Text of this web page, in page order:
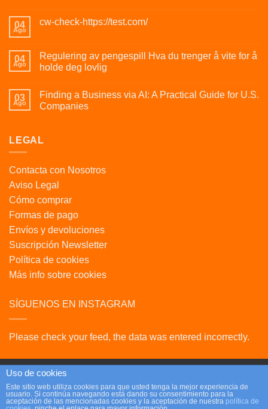
04
Ago
cw-check-https://test.com/
04
Ago
Regulering av pengespill Hva du trenger å vite for å
holde deg lovlig
03
Ago
Finding a Business via AI: A Practical Guide for U.S.
Companies
LEGAL
Contacta con Nosotros
Aviso Legal
Cómo comprar
Formas de pago
Envíos y devoluciones
Suscripción Newsletter
Política de cookies
Más info sobre cookies
SÍGUENOS EN INSTAGRAM
Please check your feed, the data was entered incorrectly.
Copyright 2026 ©Parafrikis.com
Uso de cookies
Este sitio web utiliza cookies para que usted tenga la mejor experiencia de
usuario. Si continúa navegando está dando su consentimiento para la
aceptación de las mencionadas cookies y la aceptación de nuestra política de